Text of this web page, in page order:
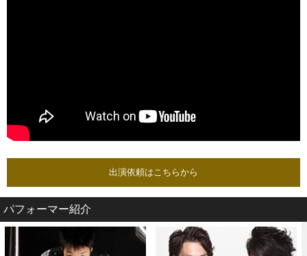
出演依頼はこちらから
パフォーマー紹介